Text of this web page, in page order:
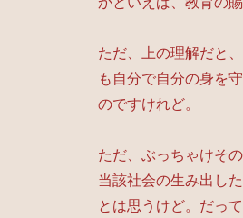
ただ、上の理解だと
も自分で自分の身を
のですけれど。
ただ、ぶっちゃけそ
当該社会の生み出し
とは思うけど。だっ